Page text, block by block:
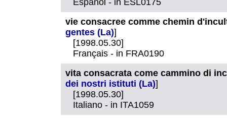
vie consacree comme chemin
gentes (La)]
[1998.05.30]
Français - in FRA0190
vita consacrata come cammino di
dei nostri istituti (La)]
[1998.05.30]
Italiano - in ITA1059